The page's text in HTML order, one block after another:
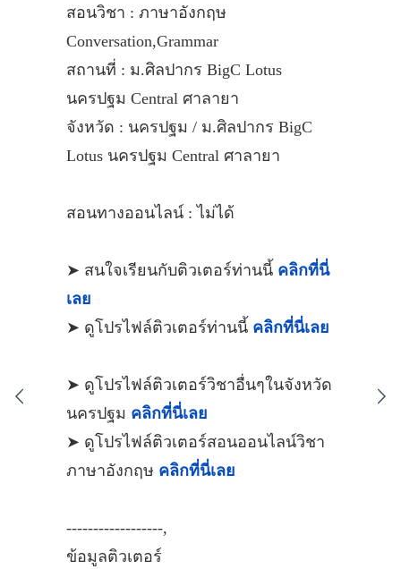
สอนวิชา : ภาษาอังกฤษ
Conversation,Grammar
สถานที่ : ม.ศิลปากร BigC Lotus
นครปฐม Central ศาลายา
จังหวัด : นครปฐม / ม.ศิลปากร BigC
Lotus นครปฐม Central ศาลายา
สอนทางออนไลน์ : ไม่ได้
➤ สนใจเรียนกับติวเตอร์ท่านนี้ คลิกที่นี่
เลย
➤ ดูโปรไฟล์ติวเตอร์ท่านนี้ คลิกที่นี่เลย
➤ ดูโปรไฟล์ติวเตอร์วิชาอื่นๆในจังหวัด
นครปฐม คลิกที่นี่เลย
➤ ดูโปรไฟล์ติวเตอร์สอนออนไลน์วิชา
ภาษาอังกฤษ คลิกที่นี่เลย
------------------,
ข้อมูลติวเตอร์